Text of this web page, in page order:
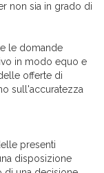
non sia in grado di
le domande
in modo equo e
offerte di
sull'accuratezza
presenti
disposizione